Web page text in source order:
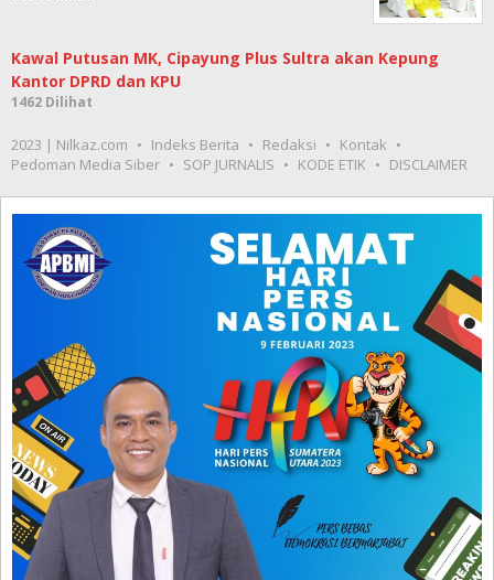
Kawal Putusan MK, Cipayung Plus Sultra akan Kepung
Kantor DPRD dan KPU
1462 Dilihat
2023 | Nilkaz.com Indeks Berita Redaksi
Kontak
Pedoman Media Siber
SOP JURNALIS KODE ETIK DISCLAIMER